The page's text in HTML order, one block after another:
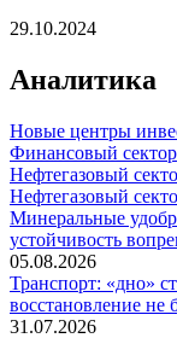
29.10.2024
Аналитика
Новые центры
Финансовый сектор
Нефтегазовый
Нефтегазовый
Минеральные
устойчивость
05.08.2026
Транспорт: «дно»
восстановление не
31.07.2026